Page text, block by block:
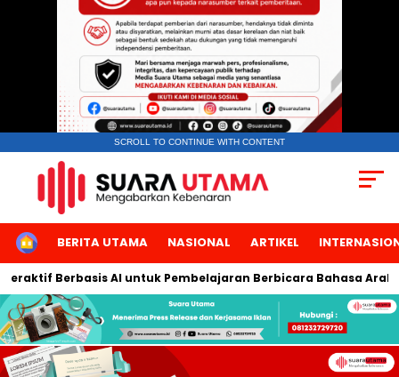
SCROLL TO CONTINUE WITH CONTENT
HOMEBERITA UTAMA NASIONAL ARTIKEL
Berbasis AI untuk Pembelajaran Berbicara Bahasa Arab